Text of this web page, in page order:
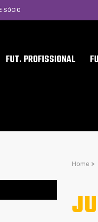
SÓCIO
FUT. PROFISSIONAL
Home >